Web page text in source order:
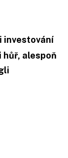
investování
hůř, alespoň